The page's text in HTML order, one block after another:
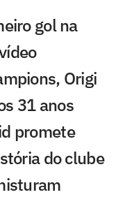
gol na
Origi
31 anos
promete
do clube